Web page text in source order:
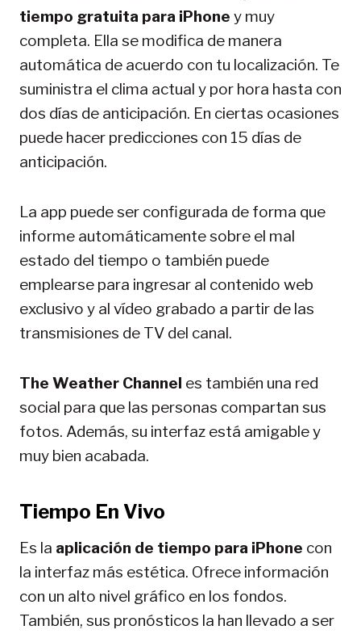
tiempo gratuita para iPhone y muy
completa. Ella se modifica de manera
automática de acuerdo con tu localización. Te
suministra el clima actual y por hora hasta con
dos días de anticipación. En ciertas ocasiones
puede hacer predicciones con 15 días de
anticipación.
La app puede ser configurada de forma que
informe automáticamente sobre el mal
estado del tiempo o también puede
emplearse para ingresar al contenido web
exclusivo y al vídeo grabado a partir de las
transmisiones de TV del canal.
The Weather Channel es también una red
social para que las personas compartan sus
fotos. Además, su interfaz está amigable y
muy bien acabada.
Tiempo En Vivo
Es la aplicación de tiempo para iPhone con
la interfaz más estética. Ofrece información
con un alto nivel gráfico en los fondos.
También, sus pronósticos la han llevado a ser